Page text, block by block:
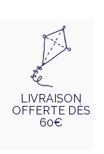
LIVRAISON
OFFERTE DÈS
60€